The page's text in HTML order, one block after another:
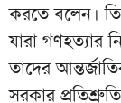
করতে বলেন।
যারা গণহত্যার
তাদের
সরকার